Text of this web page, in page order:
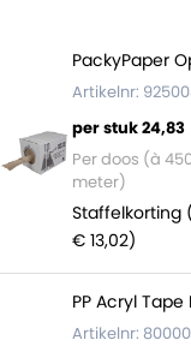
PackyPaper
Artikelnr:
per stuk 24,83
Per doos (à
meter)
Staffelkorting
€ 13,02)
PP Acryl
Artikelnr: